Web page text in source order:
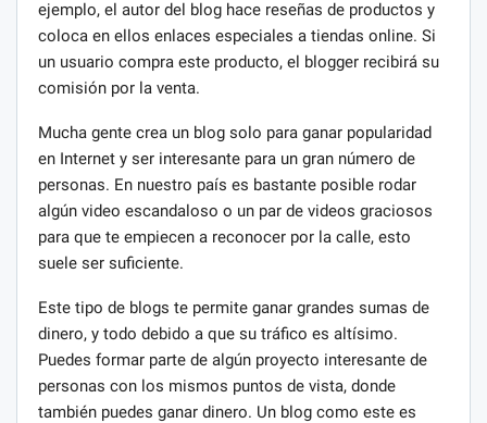
ejemplo, el autor del blog hace reseñas de productos y
coloca en ellos enlaces especiales a tiendas online. Si
un usuario compra este producto, el blogger recibirá su
comisión por la venta.
Mucha gente crea un blog solo para ganar popularidad
en Internet y ser interesante para un gran número de
personas. En nuestro país es bastante posible rodar
algún video escandaloso o un par de videos graciosos
para que te empiecen a reconocer por la calle, esto
suele ser suficiente.
Este tipo de blogs te permite ganar grandes sumas de
dinero, y todo debido a que su tráfico es altísimo.
Puedes formar parte de algún proyecto interesante de
personas con los mismos puntos de vista, donde
también puedes ganar dinero. Un blog como este es